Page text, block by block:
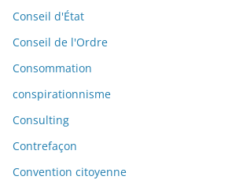
Conseil d'État
Conseil de l'Ordre
Consommation
conspirationnisme
Consulting
Contrefaçon
Convention citoyenne